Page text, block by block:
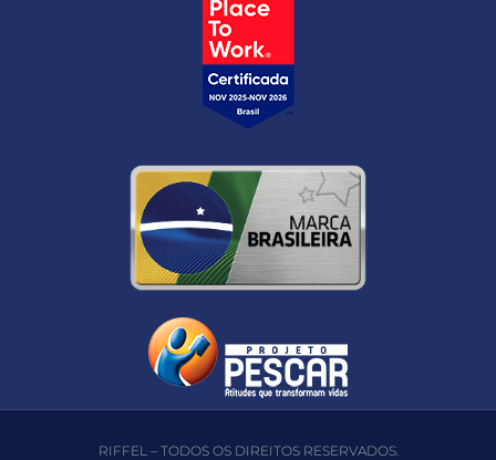
RIFFEL – TODOS OS DIREITOS RESERVADOS.